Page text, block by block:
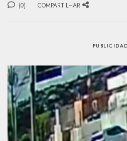
(0) COMPARTILHAR